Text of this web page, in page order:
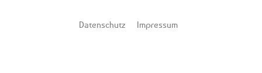
nicht wissen: Schmutziges Trinkwasser betrifft nicht nur
Entwicklungsländer, sondern stellt auch in Deutschland
Datenschutz Impressum